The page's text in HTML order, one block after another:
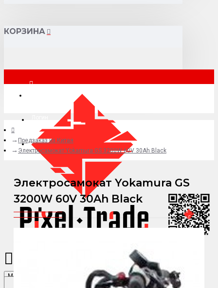
КОРЗИНА
+7 (495) 015-41-41
Menu
Предзаказ из Китая
Электросамокат Yokamura GS 3200W 60V 30Ah Black
Электросамокат Yokamura GS
3200W 60V 30Ah Black